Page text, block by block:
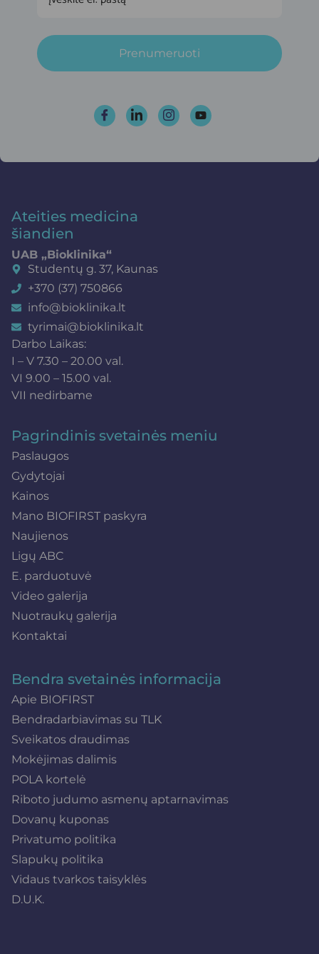
Prenumeruoti
Ateities medicina
šiandien
UAB „Bioklinika“
Studentų g. 37, Kaunas
+370 (37) 750866
info@bioklinika.lt
tyrimai@bioklinika.lt
Darbo Laikas:
I – V 7.30 – 20.00 val.
VI 9.00 – 15.00 val.
VII nedirbame
Pagrindinis svetainės meniu
Paslaugos
Gydytojai
Kainos
Mano BIOFIRST paskyra
Naujienos
Ligų ABC
E. parduotuvė
Video galerija
Nuotraukų galerija
Kontaktai
Bendra svetainės informacija
Apie BIOFIRST
Bendradarbiavimas su TLK
Sveikatos draudimas
Mokėjimas dalimis
POLA kortelė
Riboto judumo asmenų aptarnavimas
Dovanų kuponas
Privatumo politika
Slapukų politika
Vidaus tvarkos taisyklės
D.U.K.